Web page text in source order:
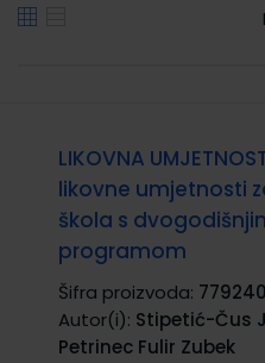
LIKOVNA
likovne umjetnosti
škola s
programom
Šifra proizvoda: 779240
Autor(i): Stipetić-Čus
Petrinec Fulir Zubek